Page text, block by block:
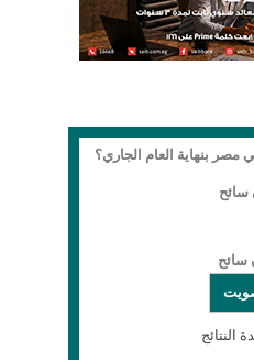
بنهاية العام الجاري؟
النتائج